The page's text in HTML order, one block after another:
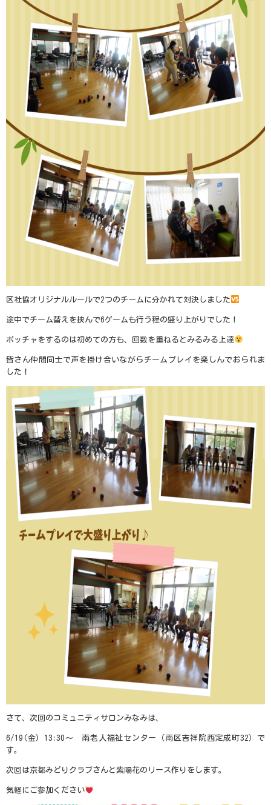
区社協オリジナルルールで2つのチームに分かれて対決しました
途中でチーム替えを挟んで6ゲームも行う程の盛り上がりでした！
ボッチャをするのは初めての方も、回数を重ねるとみるみる上達
皆さん仲間同士で声を掛け合いながらチームプレイを楽しんでおられま
した！
さて、次回のコミュニティサロンみなみは、
6/19(金) 13:30 〜 南老人福祉センター（南区吉祥院西定成町32）で
す。
次回は京都みどりクラブさんと紫陽花のリース作りをします。
気軽にご参加ください